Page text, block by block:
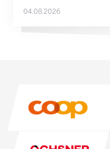
04.08.2026